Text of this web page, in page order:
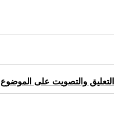
التعليق والتصويت على